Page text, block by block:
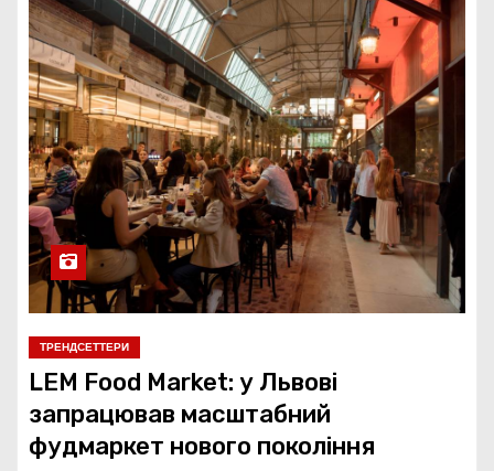
ТРЕНДСЕТТЕРИ
LEM Food Market: у Львові
запрацював масштабний
фудмаркет нового покоління